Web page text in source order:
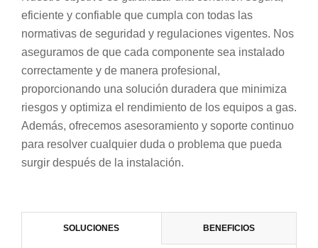
eficiente y confiable que cumpla con todas las
normativas de seguridad y regulaciones vigentes. Nos
aseguramos de que cada componente sea instalado
correctamente y de manera profesional,
proporcionando una solución duradera que minimiza
riesgos y optimiza el rendimiento de los equipos a gas.
Además, ofrecemos asesoramiento y soporte continuo
para resolver cualquier duda o problema que pueda
surgir después de la instalación.
SOLUCIONES BENEFICIOS